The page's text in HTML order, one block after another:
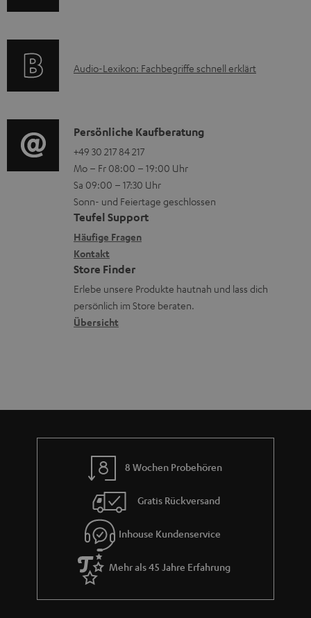
e
a
d
e
n
i
e
n
z
u
m
V
e
r
s
a
r
t
i
o
n
e
n
z
u
r
G
n
A
i
o
-
L
e
x
i
k
o
n
Audio-Lexikon: Fachbegriffe schnell erklärt
K
o
n
t
a
k
t
d
a
t
Persönliche Kaufberatung
+49 30 217 84 217
Mo – Fr 08:00 – 19:00 Uhr
Sa 09:00 – 17:30 Uhr
Sonn- und Feiertage geschlossen
Teufel Support
Häufige Fragen
Kontakt
Store Finder
Erlebe unsere Produkte hautnah und lass dich
persönlich im Store beraten.
Übersicht
8 Wochen Probehören
Gratis Rückversand
Inhouse Kundenservice
Mehr als 45 Jahre Erfahrung